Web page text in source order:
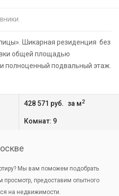
Шикарная резиденция без
общей площадью
полноценный подвальный этаж.
428 571 руб. за м2
Комнат: 9
Мы вам поможем подобрать
просмотр, предоставим опытного
на недвижимости.